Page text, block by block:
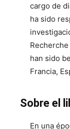
cargo de
ha sido
han sido
Francia,
Sobre el
En una